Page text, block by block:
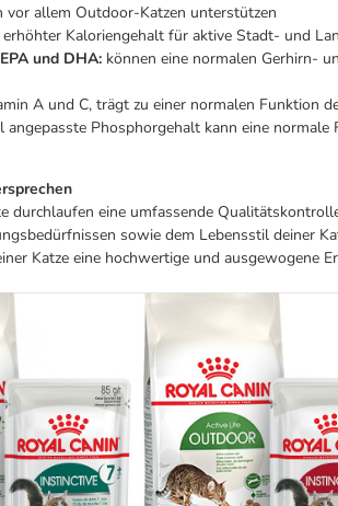
vor allem Outdoor-Katzen unterstützen
erhöhter Kaloriengehalt für aktive Stadt- und
und DHA: können eine normalen Gerhirn-
A und C, trägt zu einer normalen Funktion
angepasste Phosphorgehalt kann eine
durchlaufen eine umfassende
sowie dem Lebensstil deiner
Katze eine hochwertige und ausgewogene